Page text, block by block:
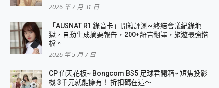
2026 年 7 月 31 日
「AUSNAT R1 錄音卡」開箱評測~ 終結會議紀錄地
獄，自動生成摘要報告，200+語言翻譯，旅遊最強搭
檔。
2026 年 5 月 7 日
CP 值天花板~ Bongcom BS5 足球君開箱~ 短焦投影
機 3千元就能擁有！ 折扣碼在這～